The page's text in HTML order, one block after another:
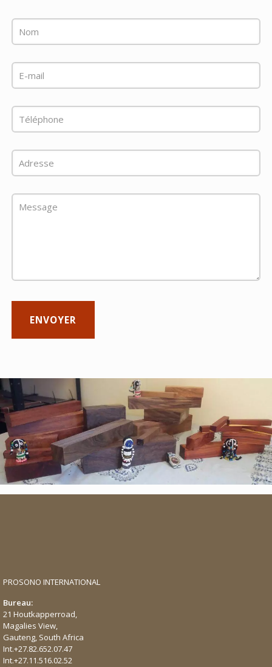
PROSONO INTERNATIONAL
Bureau:
21 Houtkapperroad,
Magalies View,
Gauteng, South Africa
Int.+27.82.652.07.47
Int.+27.11.516.02.52